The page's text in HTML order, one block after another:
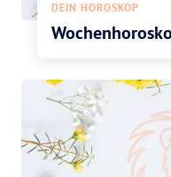
DEIN HOROSKOP